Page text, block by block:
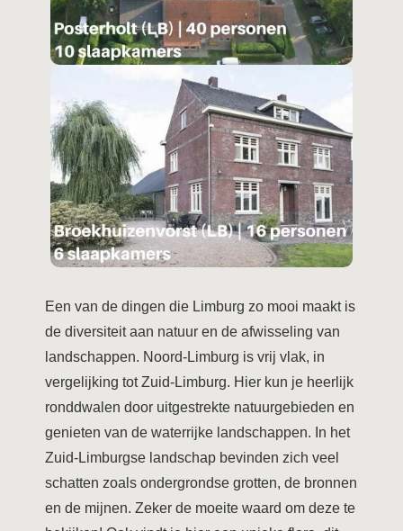
Een van de dingen die Limburg zo mooi maakt is
de diversiteit aan natuur en de afwisseling van
landschappen. Noord-Limburg is vrij vlak, in
vergelijking tot Zuid-Limburg. Hier kun je heerlijk
ronddwalen door uitgestrekte natuurgebieden en
genieten van de waterrijke landschappen. In het
Zuid-Limburgse landschap bevinden zich veel
schatten zoals ondergrondse grotten, de bronnen
en de mijnen. Zeker de moeite waard om deze te